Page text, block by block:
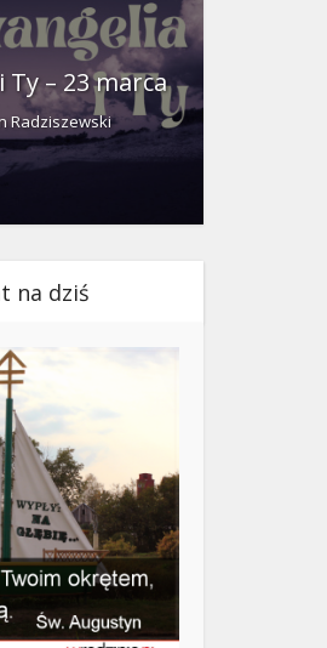
Ty – 23 marca
Radziszewski
na dziś